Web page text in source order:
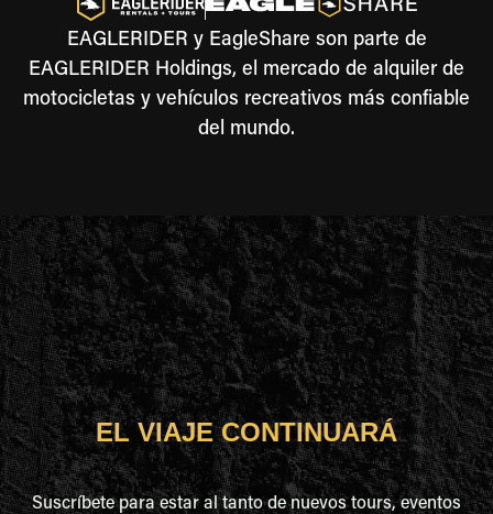
EAGLERIDER y EagleShare son parte de
EAGLERIDER Holdings, el mercado de alquiler de
motocicletas y vehículos recreativos más confiable
del mundo.
EL VIAJE CONTINUARÁ
Suscríbete para estar al tanto de nuevos tours, eventos